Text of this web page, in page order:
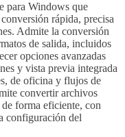
para Windows que
rápida, precisa
Admite la conversión
de salida, incluidos
opciones avanzadas
y vista previa integrada
de oficina y flujos de
convertir archivos
forma eficiente, con
configuración del